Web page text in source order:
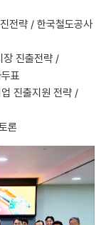
전략 / 한국철도공사
진출전략 /
표
진출지원 전략 /
론